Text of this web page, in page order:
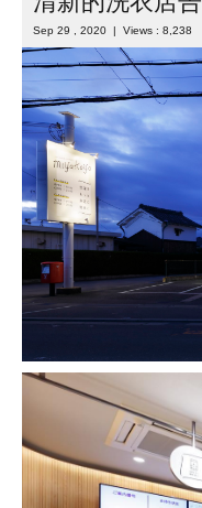
Sep 29 , 2020 | Views : 8,238